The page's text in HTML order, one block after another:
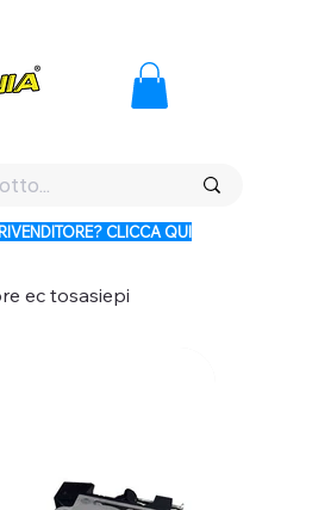
CLICCA QUI
ec tosasiepi